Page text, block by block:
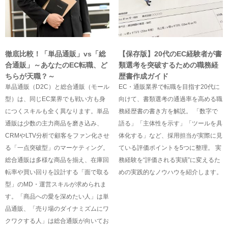
徹底比較！「単品通販」vs「総
合通販」～あなたのEC転職、ど
ちらが天職？～
単品通販（D2C）と総合通販（モール
型）は、同じEC業界でも戦い方も身
につくスキルも全く異なります。単品
通販は少数の主力商品を磨き込み、
CRMやLTV分析で顧客をファン化させ
る「一点突破型」のマーケティング。
総合通販は多様な商品を揃え、在庫回
転率や買い回りを設計する「面で取る
型」のMD・運営スキルが求められま
す。「商品への愛を深めたい人」は単
品通販、「売り場のダイナミズムにワ
クワクする人」は総合通販が向いてお
【保存版】20代のEC経験者が書
類選考を突破するための職務経
歴書作成ガイド
EC・通販業界で転職を目指す20代に
向けて、書類選考の通過率を高める職
務経歴書の書き方を解説。 「数字で
語る」「主体性を示す」「ツールを具
体化する」など、採用担当が実際に見
ている評価ポイントを5つに整理。 実
務経験を“評価される実績”に変えるた
めの実践的なノウハウを紹介します。